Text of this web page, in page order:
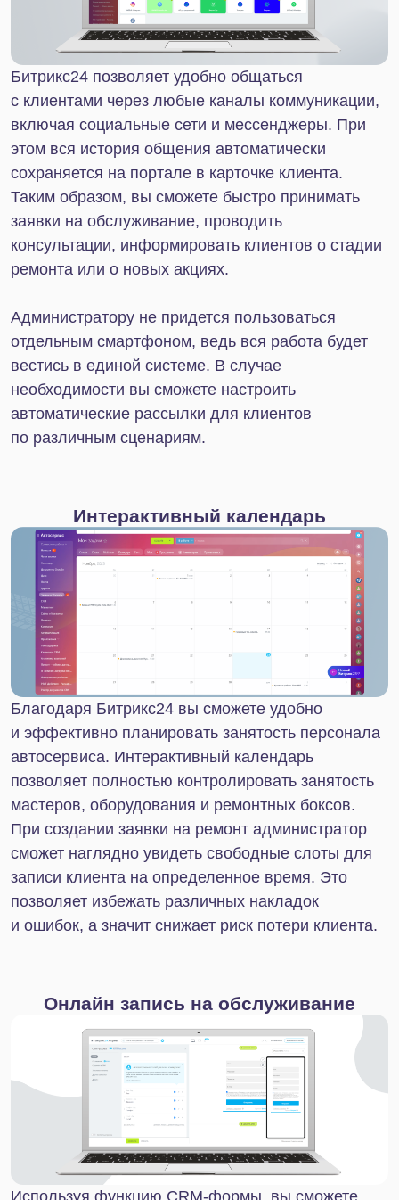
самостоятельно. Вся информация автоматически
будет зафиксирована на портале,
а администратору придет соответствующее
уведомление. После этого останется только
подобрать оптимальное время для проведения
работ и отправить клиенту приглашение.
Интеграции Битрикс24 с другими
сервисами и учетными системами
Многие автосервисы регулярно работают с
различными базами автомобильных запчастей,
логистическими компаниями, а также ведут
складской учет в 1С. Битрикс24 может быть
интегрирован практически с любыми сервисами и
учетными системами. Это позволяет
оптимизировать многие процессы и не тратить
время на перенос данных из одной программы в
другую.
Автоматизация переноса данных по счетам из
Битрикс24 в 1С
Интеграция Битрикс24 и ПЭК: создание заявки
на доставку
Настройка полноценного обмена Битрикс24 с
устаревшей конфигурацией 1С
Интеграция Битрикс24 и СБИС
Внедряйте Битрикс24 с IT-Solution
Компания IT-Solution является платиновым
партнером Битрикс24 и в течение последних 3
лет занимает первое место по продажам
и внедрению данной CRM-системы. Нам
Если вам необходимо внедрение Битрикс24 или
помощь в настройке — просто свяжитесь с нами.
Наши специалисты справятся с любыми
задачами и реализуют индивидуальный проект
для вашей модели бизнеса.